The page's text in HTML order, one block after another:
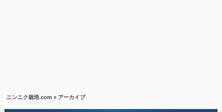
ニンニク栽培.com » アーカイブ